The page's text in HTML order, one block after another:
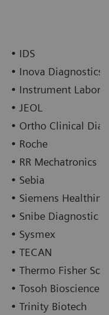
• IDS
• Inova Diagnostics
• Instrument
• JEOL
• Ortho Clinical
• Roche
• RR Mechatronics
• Sebia
• Siemens
• Snibe Diagnostic
• Sysmex
• TECAN
• Thermo Fisher
• Tosoh Bioscience
• Trinity Biotech